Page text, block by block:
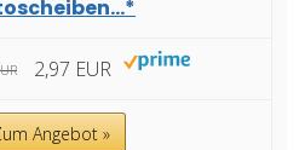
2,97 EUR
Angebot »